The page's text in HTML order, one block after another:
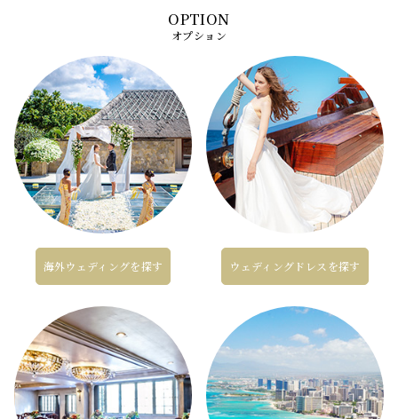
オプション
海外ウェディングを探す ウェディングドレスを探す